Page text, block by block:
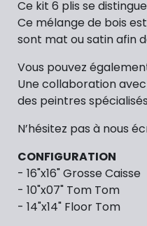
Ce kit 6 plis se
Ce mélange de bois
sont mat ou satin afin
Vous pouvez
Une collaboration
des peintres
N’hésitez pas à nous
CONFIGURATION
- 16"x16" Grosse Caisse
- 10"x07" Tom Tom
- 14"x14" Floor Tom